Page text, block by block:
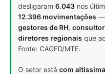
desligaram 6.043 nos
12.396 movimentações —
gestores de RH,
diretores regionais que
Fonte: CAGED/MTE.
O setor está com